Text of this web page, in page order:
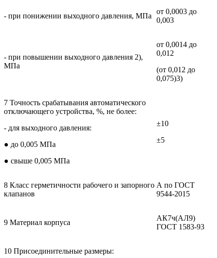
- при понижении выходного давления, МПа
от 0,0003 до
0,003
- при повышении выходного давления 2),
МПа
от 0,0014 до
0,012
(от 0,012 до
0,075)3)
7 Точность срабатывания автоматического
отключающего устройства, %, не более:
- для выходного давления:
● до 0,005 МПа
● свыше 0,005 МПа
±10
±5
8 Класс герметичности рабочего и запорного
клапанов
А по ГОСТ
9544-2015
9 Материал корпуса
АК7ч(АЛ9)
ГОСТ 1583-93
10 Присоединительные размеры: